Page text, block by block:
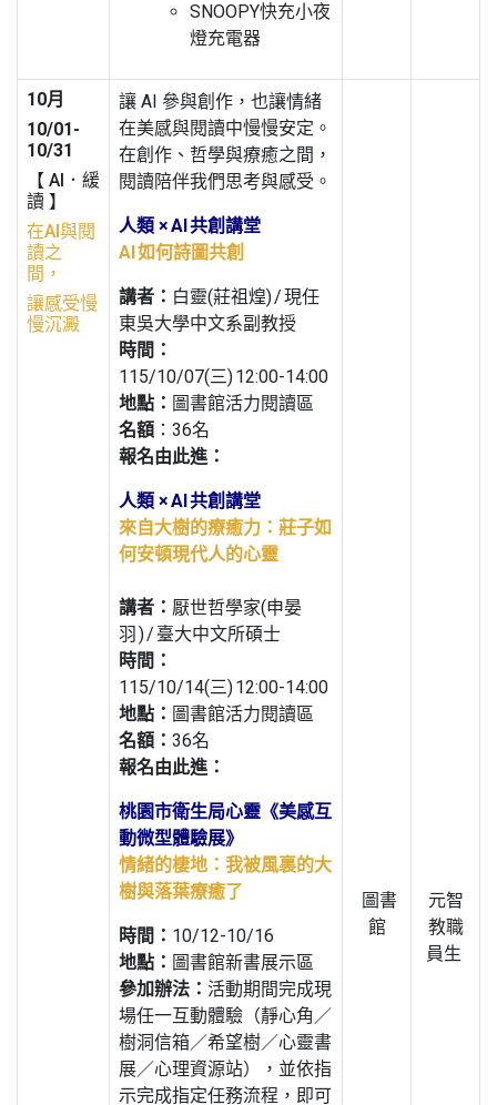
SNOOPY快充小夜
燈充電器
10月
10/01-
10/31
【 AI．緩
讀 】
在AI與閱
讀之
間，
讓感受慢
慢沉澱
讓 AI 參與創作，也讓情緒
在美感與閱讀中慢慢安定。
在創作、哲學與療癒之間，
閱讀陪伴我們思考與感受。
人類 × AI 共創講堂
AI 如何詩圖共創
講者： 白靈(莊祖煌) / 現任
東吳大學中文系副教授
時間：
115/10/07(三) 12:00-14:00
地點： 圖書館活力閱讀區
名額 ：36名
報名由此進：
人類 × AI 共創講堂
來自大樹的療癒力：莊子如
何安頓現代人的心靈
講者： 厭世哲學家(申晏
羽 ) / 臺大中文所碩士
時間：
115/10/14(三) 12:00-14:00
地點： 圖書館活力閱讀區
名額： 36名
報名由此進：
桃園市衛生局心靈《美感互
動微型體驗展》
情緒的棲地：我被風裏的大
樹與落葉療癒了
時間： 10/12-10/16
地點： 圖書館新書展示區
參加辦法： 活動期間完成現
場任一互動體驗（靜心角／
樹洞信箱／希望樹／心靈書
展／心理資源站），並依指
示完成指定任務流程，即可
圖書
館
元智
教職
員生